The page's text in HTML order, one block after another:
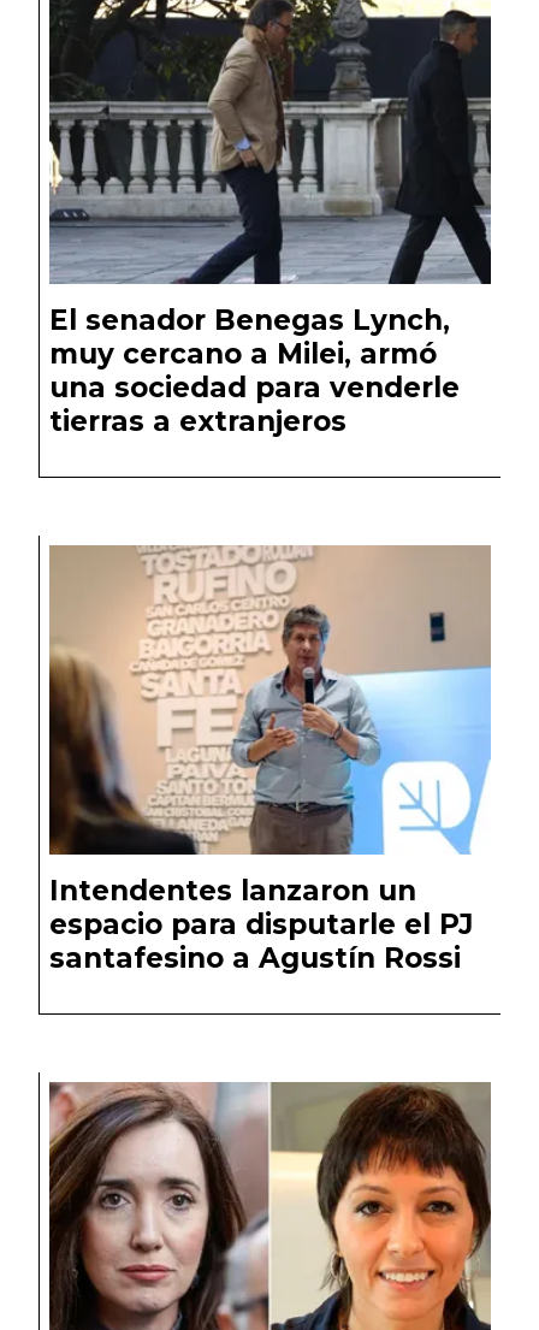
El senador Benegas Lynch,
muy cercano a Milei, armó
una sociedad para venderle
tierras a extranjeros
Intendentes lanzaron un
espacio para disputarle el PJ
santafesino a Agustín Rossi